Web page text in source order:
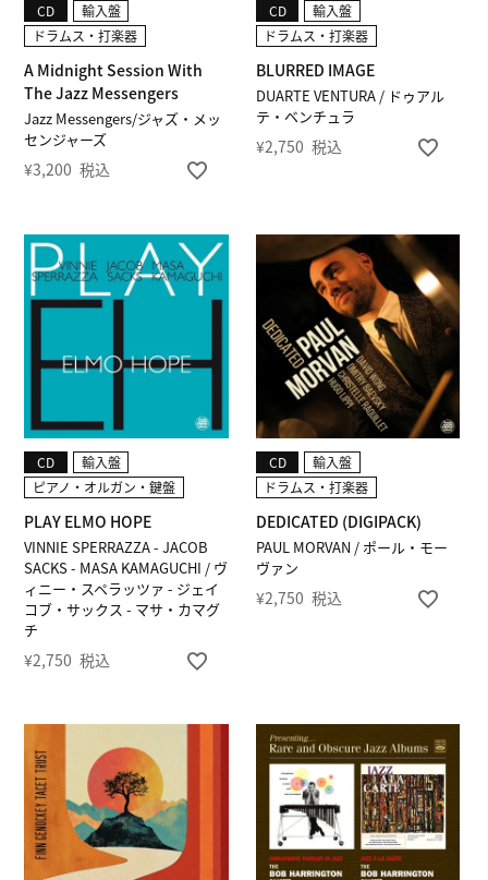
Jazz Messengers/ジャズ・メッ
センジャーズ
A Midnight Session With
The Jazz Messengers
CD
輸入盤
ドラムス・打楽器
¥3,200 税込
DUARTE VENTURA / ドゥアル
テ・ベンチュラ
BLURRED IMAGE
CD
輸入盤
ドラムス・打楽器
¥2,750 税込
VINNIE SPERRAZZA - JACOB
SACKS - MASA KAMAGUCHI / ヴ
ィニー・スペラッツァ - ジェイ
コブ・サックス - マサ・カマグ
チ
PLAY ELMO HOPE
CD
輸入盤
ピアノ・オルガン・鍵盤
¥2,750 税込
PAUL MORVAN / ポール・モー
ヴァン
DEDICATED (DIGIPACK)
CD
輸入盤
ドラムス・打楽器
¥2,750 税込